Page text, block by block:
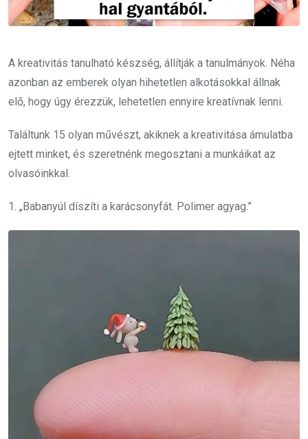
A kreativitás tanulható készség, állítják a tanulmányok. Néha
azonban az emberek olyan hihetetlen alkotásokkal állnak
elő, hogy úgy érezzük, lehetetlen ennyire kreatívnak lenni.
Találtunk 15 olyan művészt, akiknek a kreativitása ámulatba
ejtett minket, és szeretnénk megosztani a munkáikat az
olvasóinkkal.
1. „Babanyúl díszíti a karácsonyfát. Polimer agyag.”